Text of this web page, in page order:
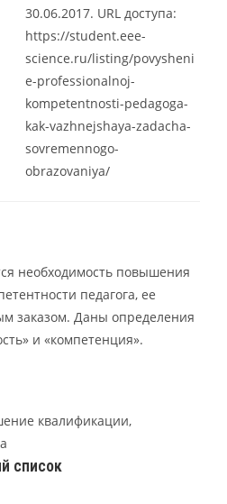
30.06.2017. URL доступа:
https://student.eee-
science.ru/listing/povysheni
e-professionalnoj-
kompetentnosti-pedagoga-
kak-vazhnejshaya-zadacha-
sovremennogo-
obrazovaniya/
необходимость повышения
педагога, ее
заказом. Даны определения
и «компетенция».
квалификации,
список